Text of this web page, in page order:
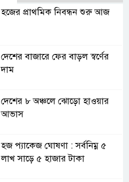
হজের প্রাথমিক নিবন্ধন শুরু আজ
দেশের বাজারে ফের বাড়ল স্বর্ণের
দাম
দেশের ৮ অঞ্চলে ঝোড়ো হাওয়ার
আভাস
হজ প্যাকেজ ঘোষণা : সর্বনিম্ন ৫
লাখ সাড়ে ৫ হাজার টাকা